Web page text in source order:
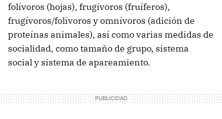
folívoros (hojas), frugívoros (fruíferos),
frugívoros/folívoros y omnívoros (adición de
proteínas animales), así como varias medidas de
socialidad, como tamaño de grupo, sistema
social y sistema de apareamiento.